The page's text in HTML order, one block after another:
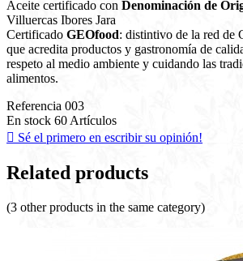
Aceite certificado con Denominación de
Villuercas Ibores Jara
Certificado GEOfood: distintivo de la red de
que acredita productos y gastronomía de
respeto al medio ambiente y cuidando las
alimentos.
Referencia 003
En stock 60 Artículos
 Sé el primero en escribir su opinión!
Related products
(3 other products in the same category)